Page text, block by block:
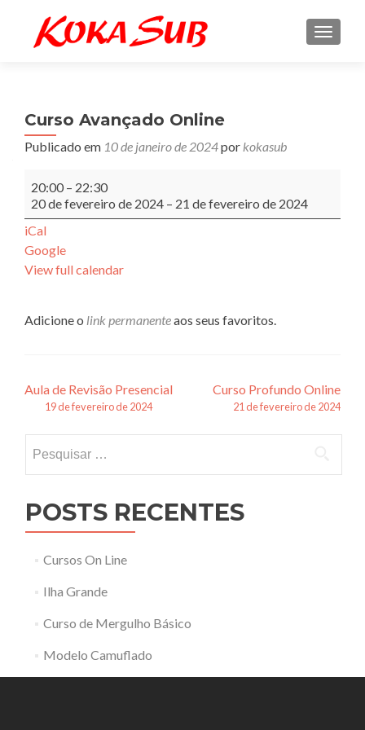
Curso Avançado Online
Publicado em 10 de janeiro de 2024por kokasub
Avançado
Online
20:00 – 22:30
20 de fevereiro de 2024 – 21 de fevereiro de 2024
iCal
Google
View full calendar
Adicione o link permanenteaos seus favoritos.
Navegação
posts
Aula de Revisão Presencial
19 de fevereiro de 2024
Curso Profundo Online
21 de fevereiro de 2024
por:
POSTS RECENTES
Cursos On Line
Ilha Grande
Curso de Mergulho Básico
Modelo Camuflado